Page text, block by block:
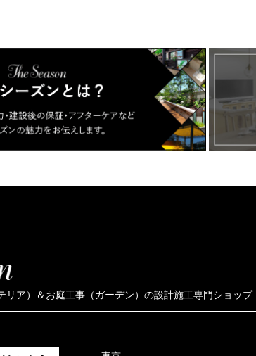
リア）＆お庭工事（ガーデン）の設計施工専門ショップ